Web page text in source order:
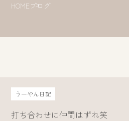
HOME ブログ
うーやん日記
打ち合わせに仲間はずれ笑